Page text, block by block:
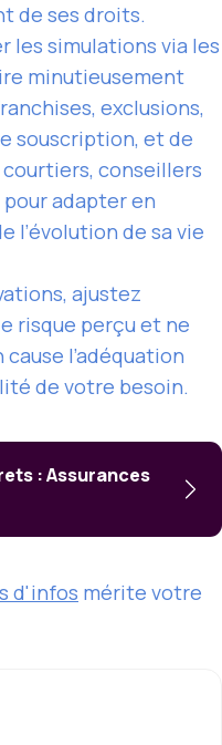
de ses droits.
les simulations via les
minutieusement
exclusions,
souscription, et de
conseillers
adapter en
l’évolution de sa vie
ajustez
risque perçu et ne
l’adéquation
de votre besoin.
: Assurances
d'infos mérite votre